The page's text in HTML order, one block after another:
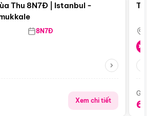
Thu 8N7Đ | Istanbul -
8N7Đ
Xem chi tiết